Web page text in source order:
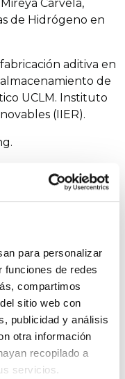
para personalizar
funciones de redes
compartimos
sitio web con
publicidad y análisis
otra información
recopilado a
servicios.
Carvela,
de Hidrógeno en
aditiva en
de
UCLM. Instituto
(IIER).
al hidrógeno
Torres, responsable
en Itecam.
e hidrógeno
más sostenible en
López, CEO-